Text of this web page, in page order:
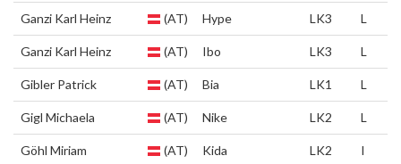
Ganzi Karl Heinz (AT) Hype LK3 L
Ganzi Karl Heinz (AT) Ibo LK3 L
Gibler Patrick (AT) Bia LK1 L
Gigl Michaela (AT) Nike LK2 L
Göhl Miriam (AT) Kida LK2 I